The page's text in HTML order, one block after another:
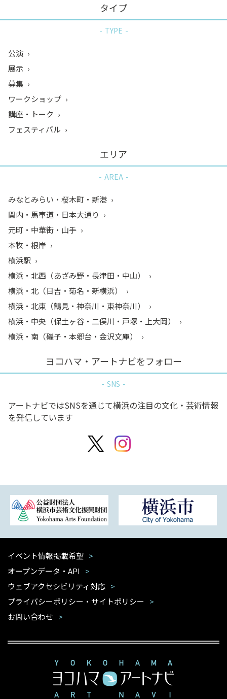
タイプ
TYPE
公演
展示
募集
ワークショップ
講座・トーク
フェスティバル
エリア
AREA
みなとみらい・桜木町・新港
関内・馬車道・日本大通り
元町・中華街・山手
本牧・根岸
横浜駅
横浜・北西（あざみ野・長津田・中山）
横浜・北（日吉・菊名・新横浜）
横浜・北東（鶴見・神奈川・東神奈川）
横浜・中央（保土ヶ谷・二俣川・戸塚・上大岡）
横浜・南（磯子・本郷台・金沢文庫）
ヨコハマ・アートナビをフォロー
SNS
アートナビではSNSを通じて横浜の注目の文化・芸術情報
を発信しています
イベント情報掲載希望
オープンデータ・API
ウェブアクセシビリティ対応
プライバシーポリシー・サイトポリシー
お問い合わせ